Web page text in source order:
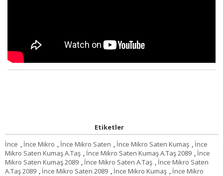
Etiketler
İnce , İnce Mikro , İnce Mikro Saten , İnce Mikro Saten Kumaş , İnce
Mikro Saten Kumaş A.Taş , İnce Mikro Saten Kumaş A.Taş 2089 , İnce
Mikro Saten Kumaş 2089 , İnce Mikro Saten A.Taş , İnce Mikro Saten
A.Taş 2089 , İnce Mikro Saten 2089 , İnce Mikro Kumaş , İnce Mikro